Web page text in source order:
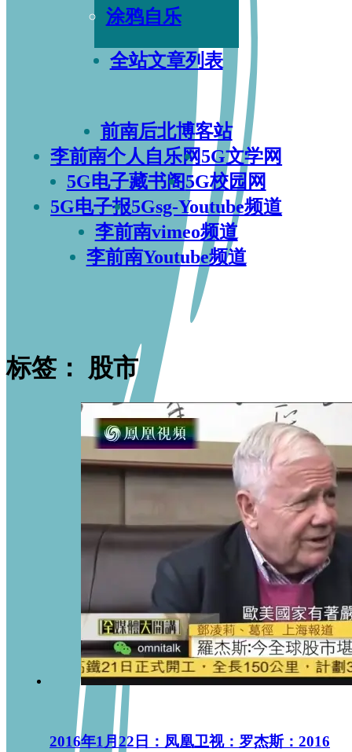
涂鸦自乐
全站文章列表
前南后北博客站
李前南个人自乐网5G文学网
5G电子藏书阁5G校园网
5G电子报5Gsg-Youtube频道
李前南vimeo频道
李前南Youtube频道
标签： 股市
2016年1月22日：凤凰卫视：罗杰斯：2016